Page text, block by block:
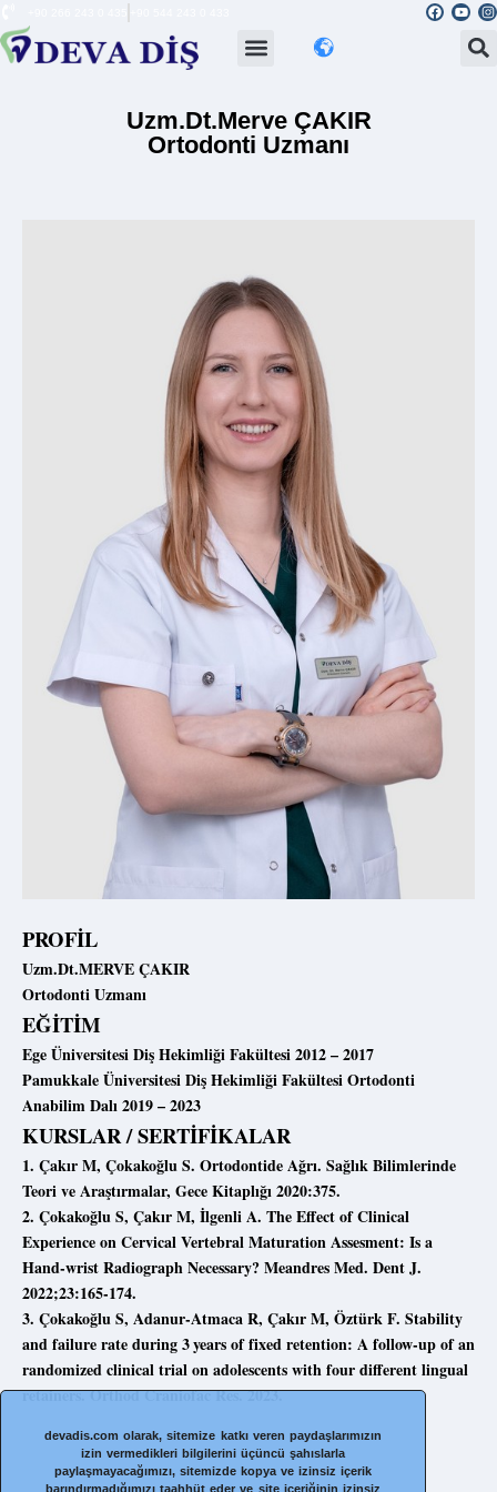
devadis.com olarak, sitemize katkı veren paydaşlarımızın
izin vermedikleri bilgilerini üçüncü şahıslarla
paylaşmayacağımızı, sitemizde kopya ve izinsiz içerik
barındırmadığımızı taahhüt eder ve site içeriğinin izinsiz
Uzm.Dt.Merve ÇAKIR
Ortodonti Uzmanı
PROFİL
Uzm.Dt.MERVE ÇAKIR
Ortodonti Uzmanı
EĞİTİM
Ege Üniversitesi Diş Hekimliği Fakültesi 2012 – 2017
Pamukkale Üniversitesi Diş Hekimliği Fakültesi Ortodonti
Anabilim Dalı 2019 – 2023
KURSLAR / SERTİFİKALAR
1. Çakır M, Çokakoğlu S. Ortodontide Ağrı. Sağlık Bilimlerinde
Teori ve Araştırmalar, Gece Kitaplığı 2020:375.
2. Çokakoğlu S, Çakır M, İlgenli A. The Effect of Clinical
Experience on Cervical Vertebral Maturation Assesment: Is a
Hand-wrist Radiograph Necessary? Meandres Med. Dent J.
2022;23:165-174.
3. Çokakoğlu S, Adanur-Atmaca R, Çakır M, Öztürk F. Stability
and failure rate during 3 years of fixed retention: A follow-up of an
randomized clinical trial on adolescents with four different lingual
retainers. Orthod Craniofac Res. 2023.